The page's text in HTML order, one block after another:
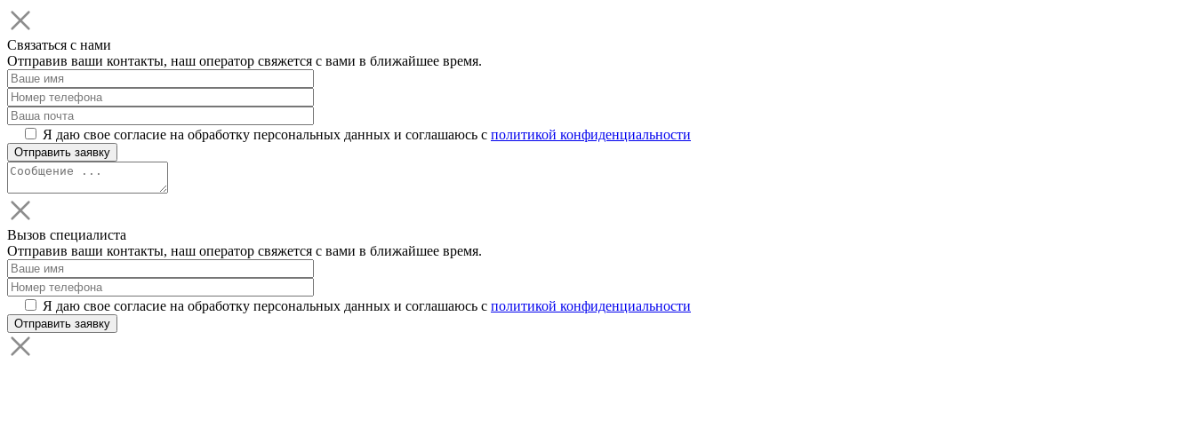
Связаться с нами
Отправив ваши контакты, наш оператор свяжется с вами в ближайшее время.
Я даю свое согласие на обработку персональных данных и соглашаюсь с политикой конфиденциальности
Вызов специалиста
Отправив ваши контакты, наш оператор свяжется с вами в ближайшее время.
Я даю свое согласие на обработку персональных данных и соглашаюсь с политикой конфиденциальности